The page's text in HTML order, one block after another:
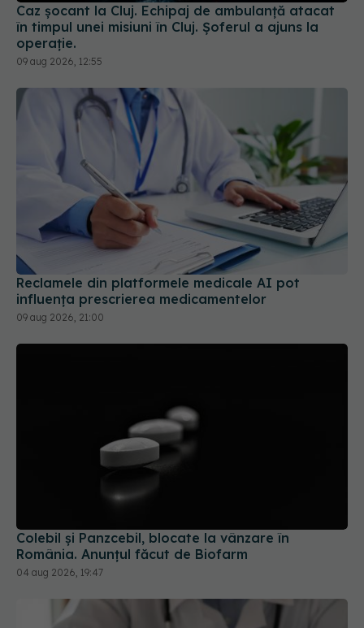
09 aug 2026, 12:55
Reclamele din platformele medicale AI pot
influența prescrierea medicamentelor
09 aug 2026, 21:00
Colebil și Panzcebil, blocate la vânzare în
România. Anunțul făcut de Biofarm
04 aug 2026, 19:47